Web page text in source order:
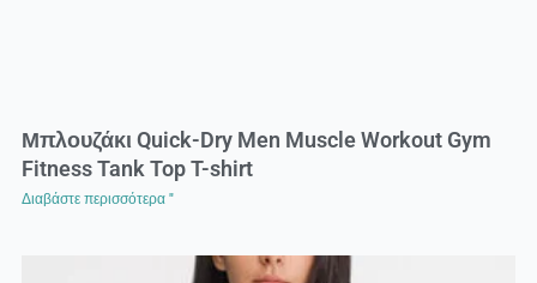
Μπλουζάκι Quick-Dry Men Muscle Workout Gym
Fitness Tank Top T-shirt
Διαβάστε περισσότερα "